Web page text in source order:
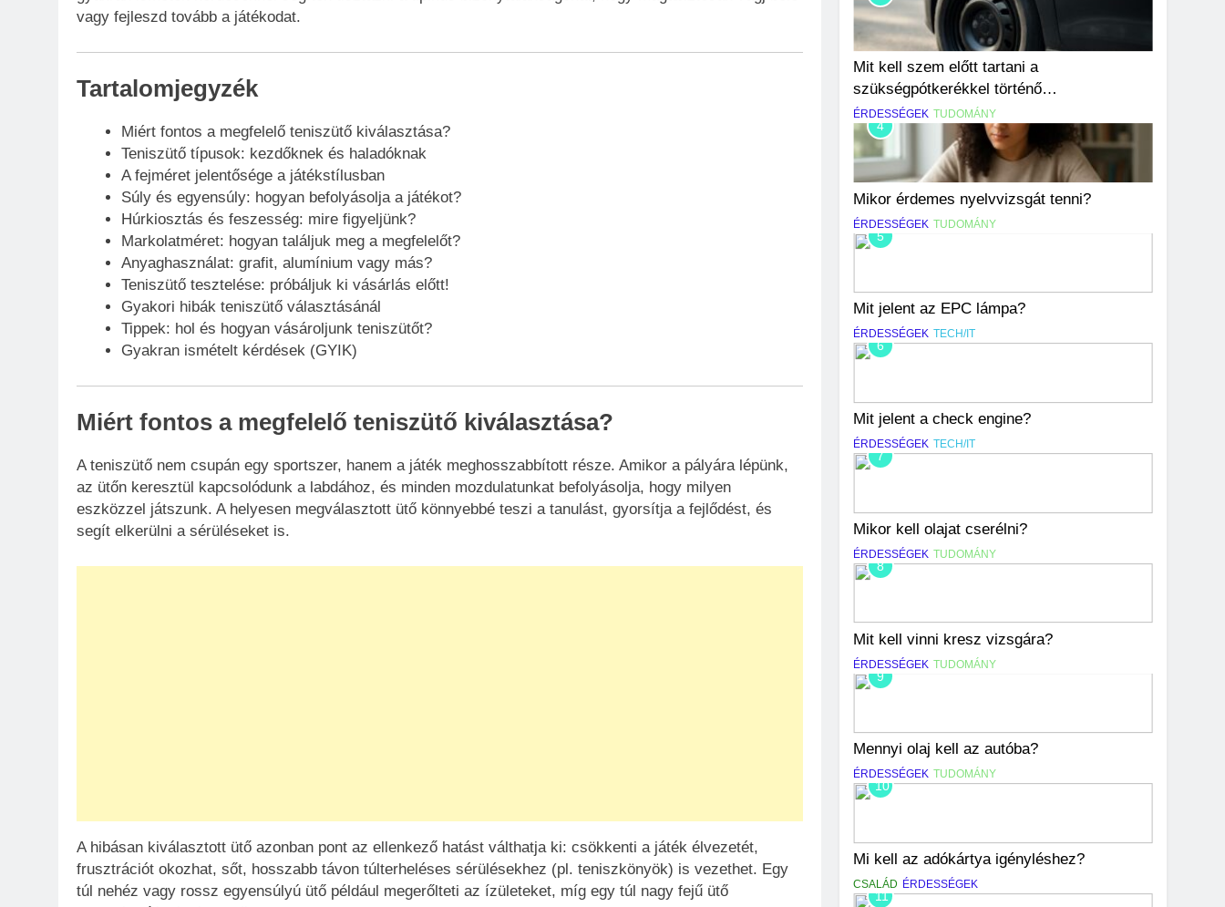
vagy fejleszd tovább a játékodat.
Tartalomjegyzék
Miért fontos a megfelelő teniszütő kiválasztása?
Teniszütő típusok: kezdőknek és haladóknak
A fejméret jelentősége a játékstílusban
Súly és egyensúly: hogyan befolyásolja a játékot?
Húrkiosztás és feszesség: mire figyeljünk?
Markolatméret: hogyan találjuk meg a megfelelőt?
Anyaghasználat: grafit, alumínium vagy más?
Teniszütő tesztelése: próbáljuk ki vásárlás előtt!
Gyakori hibák teniszütő választásánál
Tippek: hol és hogyan vásároljunk teniszütőt?
Gyakran ismételt kérdések (GYIK)
Miért fontos a megfelelő teniszütő kiválasztása?
A teniszütő nem csupán egy sportszer, hanem a játék meghosszabbított része. Amikor a pályára lépünk,
az ütőn keresztül kapcsolódunk a labdához, és minden mozdulatunkat befolyásolja, hogy milyen
eszközzel játszunk. A helyesen megválasztott ütő könnyebbé teszi a tanulást, gyorsítja a fejlődést, és
segít elkerülni a sérüléseket is.
A hibásan kiválasztott ütő azonban pont az ellenkező hatást válthatja ki: csökkenti a játék élvezetét,
frusztrációt okozhat, sőt, hosszabb távon túlterheléses sérülésekhez (pl. teniszkönyök) is vezethet. Egy
túl nehéz vagy rossz egyensúlyú ütő például megerőlteti az ízületeket, míg egy túl nagy fejű ütő
Mit kell szem előtt tartani a
szükségpótkerékkel történő
közlekedéskor?
ÉRDESSÉGEK TUDOMÁNY
4
Mikor érdemes nyelvvizsgát tenni?
ÉRDESSÉGEK TUDOMÁNY
5
Mit jelent az EPC lámpa?
ÉRDESSÉGEK TECH/IT
6
Mit jelent a check engine?
ÉRDESSÉGEK TECH/IT
7
Mikor kell olajat cserélni?
ÉRDESSÉGEK TUDOMÁNY
8
Mit kell vinni kresz vizsgára?
ÉRDESSÉGEK TUDOMÁNY
9
Mennyi olaj kell az autóba?
ÉRDESSÉGEK TUDOMÁNY
10
Mi kell az adókártya igényléshez?
CSALÁD ÉRDESSÉGEK
11